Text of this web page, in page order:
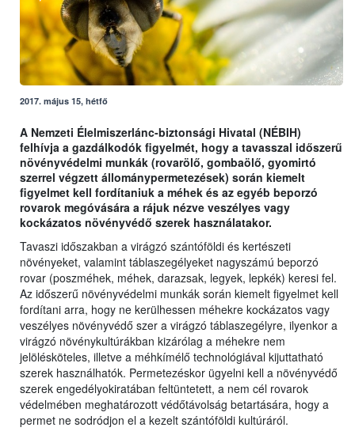
2017. május 15, hétfő
A Nemzeti Élelmiszerlánc-biztonsági Hivatal (NÉBIH)
felhívja a gazdálkodók figyelmét, hogy a tavasszal időszerű
növényvédelmi munkák (rovarölő, gombaölő, gyomirtó
szerrel végzett állománypermetezések) során kiemelt
figyelmet kell fordítaniuk a méhek és az egyéb beporzó
rovarok megóvására a rájuk nézve veszélyes vagy
kockázatos növényvédő szerek használatakor.
Tavaszi időszakban a virágzó szántóföldi és kertészeti
növényeket, valamint táblaszegélyeket nagyszámú beporzó
rovar (poszméhek, méhek, darazsak, legyek, lepkék) keresi fel.
Az időszerű növényvédelmi munkák során kiemelt figyelmet kell
fordítani arra, hogy ne kerülhessen méhekre kockázatos vagy
veszélyes növényvédő szer a virágzó táblaszegélyre, ilyenkor a
virágzó növénykultúrákban kizárólag a méhekre nem
jelölésköteles, illetve a méhkímélő technológiával kijuttatható
szerek használhatók. Permetezéskor ügyelni kell a növényvédő
szerek engedélyokiratában feltüntetett, a nem cél rovarok
védelmében meghatározott védőtávolság betartására, hogy a
permet ne sodródjon el a kezelt szántóföldi kultúráról.